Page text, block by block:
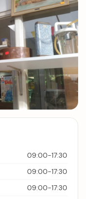
09:00-17:30
09:00-17:30
09:00-17:30